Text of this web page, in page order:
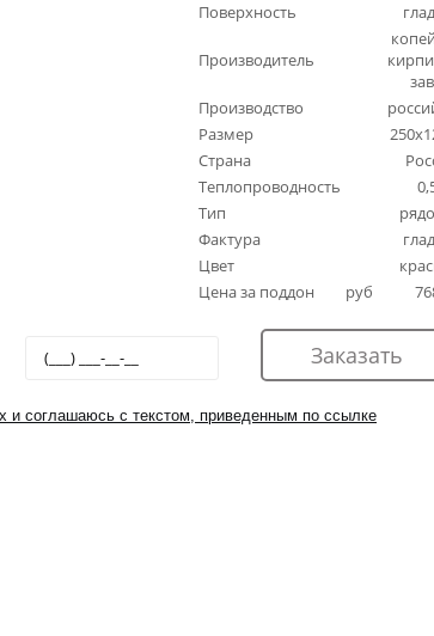
Поверхность
Производитель
Производство
Размер
Страна
Теплопроводность
Тип
Фактура
Цвет
Цена за поддон
руб
и соглашаюсь с текстом, приведенным по ссылке